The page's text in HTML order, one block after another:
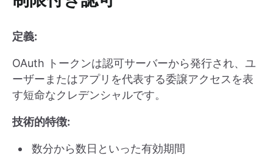
定義:
OAuth トークンは認可サーバーから発行され、ユ
ーザーまたはアプリを代表する委譲アクセスを表
す短命なクレデンシャルです。
技術的特徴:
数分から数日といった有効期間